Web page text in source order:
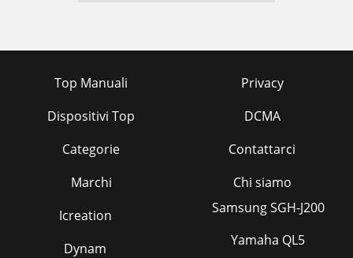
Top Manuali
Dispositivi Top
Categorie
Marchi
Privacy
DCMA
Contattarci
Chi siamo
Icreation
Dynam
Samsung SGH-J200
Yamaha QL5